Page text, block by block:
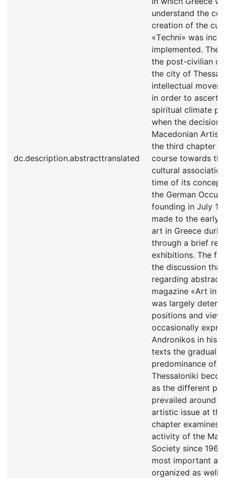
dc.description.abstracttranslated
understand the
creation of the
«Τechni» was
implemented. The
the post-civilian
the city of
intellectual
in order to
spiritual climate
when the decision
Macedonian
the third chapter
course towards
cultural
time of its
the German
founding in July
made to the early
art in Greece
through a brief
exhibitions. The
the discussion
regarding
magazine «Αrt in
was largely
positions and
occasionally
Andronikos in his
texts the gradual
predominance of
Thessaloniki
as the different
prevailed around
artistic issue at
chapter examines
activity of the
Society since
most important
organized as well